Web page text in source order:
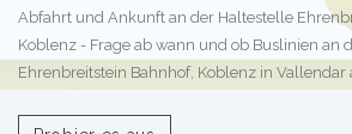
Abfahrt und Ankunft an der Haltestelle
Koblenz - Frage ab wann und ob Buslinien an
Ehrenbreitstein Bahnhof, Koblenz in Vallendar